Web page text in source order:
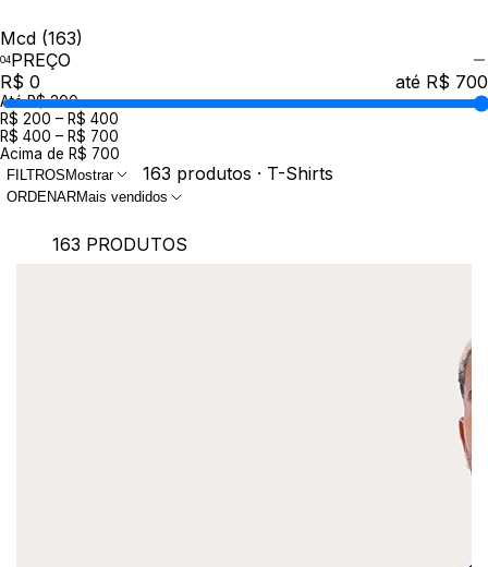
Mcd (163)
PREÇO
R$ 0
até R$ 700
Até R$ 200
R$ 200 – R$ 400
R$ 400 – R$ 700
Acima de R$ 700
FILTROS Mostrar 163 produtos · T-Shirts
ORDENARMais vendidos
163 PRODUTOS